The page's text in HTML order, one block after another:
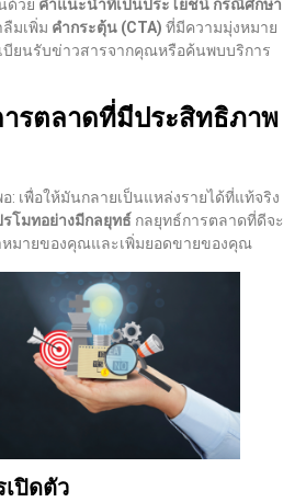
ด้วย คำแนะนำที่เป็นประโยชน์ กรณีศึกษา
มเพิ่ม คำกระตุ้น (CTA)ที่มีความมุ่งหมาย
บียนรับข่าวสารจากคุณหรือค้นพบบริการ
ารตลาดที่มีประสิทธิภาพ
: เพื่อให้มันกลายเป็นแหล่งรายได้ที่แท้จริง
โมทอย่างมีกลยุทธ์กลยุทธ์การตลาดที่ดีจะ
มายของคุณและเพิ่มยอดขายของคุณ
ปิดตัว